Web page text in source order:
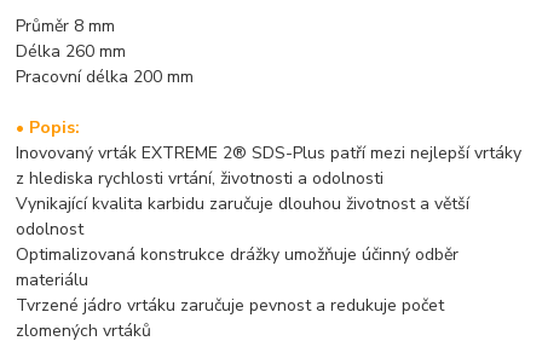
Průměr 8 mm
Délka 260 mm
Pracovní délka 200 mm
• Popis:
Inovovaný vrták EXTREME 2® SDS-Plus patří mezi nejlepší vrtáky
z hlediska rychlosti vrtání, životnosti a odolnosti
Vynikající kvalita karbidu zaručuje dlouhou životnost a větší
odolnost
Optimalizovaná konstrukce drážky umožňuje účinný odběr
materiálu
Tvrzené jádro vrtáku zaručuje pevnost a redukuje počet
zlomených vrtáků